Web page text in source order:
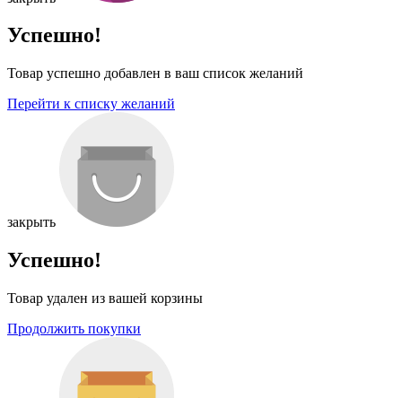
Успешно!
Товар успешно добавлен в ваш список желаний
Перейти к списку желаний
закрыть
Успешно!
Товар удален из вашей корзины
Продолжить покупки